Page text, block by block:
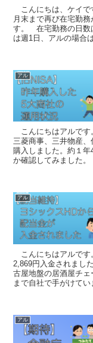
こんにちは、ケイ
月末まで再び在宅勤
す。 在宅勤務の日数
は週1日、アルの場合
アル
こんにちはアルです
三菱商事、三井物産
購入しました。約１
か確認してみました
アル
こんにちはアルです
2,869円入金されまし
古屋地盤の居酒屋チ
まで自社で手がけてい
アル